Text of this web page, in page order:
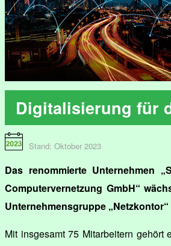
Digitalisierung für
Stand: Oktober 2023
Das renommierte Unternehmen
Computervernetzung GmbH“
Unternehmensgruppe
Mit insgesamt 75 Mitarbeitern gehört